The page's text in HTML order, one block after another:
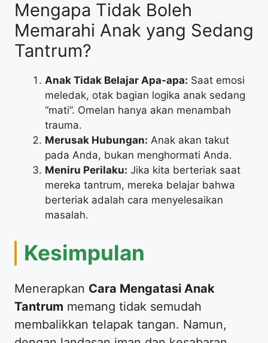
​Mengapa Tidak Boleh
Memarahi Anak yang Sedang
Tantrum?
Anak Tidak Belajar Apa-apa: Saat emosi
meledak, otak bagian logika anak sedang
“mati”. Omelan hanya akan menambah
trauma.
Merusak Hubungan: Anak akan takut
pada Anda, bukan menghormati Anda.
Meniru Perilaku: Jika kita berteriak saat
mereka tantrum, mereka belajar bahwa
berteriak adalah cara menyelesaikan
masalah.
​Kesimpulan
​Menerapkan Cara Mengatasi Anak
Tantrum memang tidak semudah
membalikkan telapak tangan. Namun,